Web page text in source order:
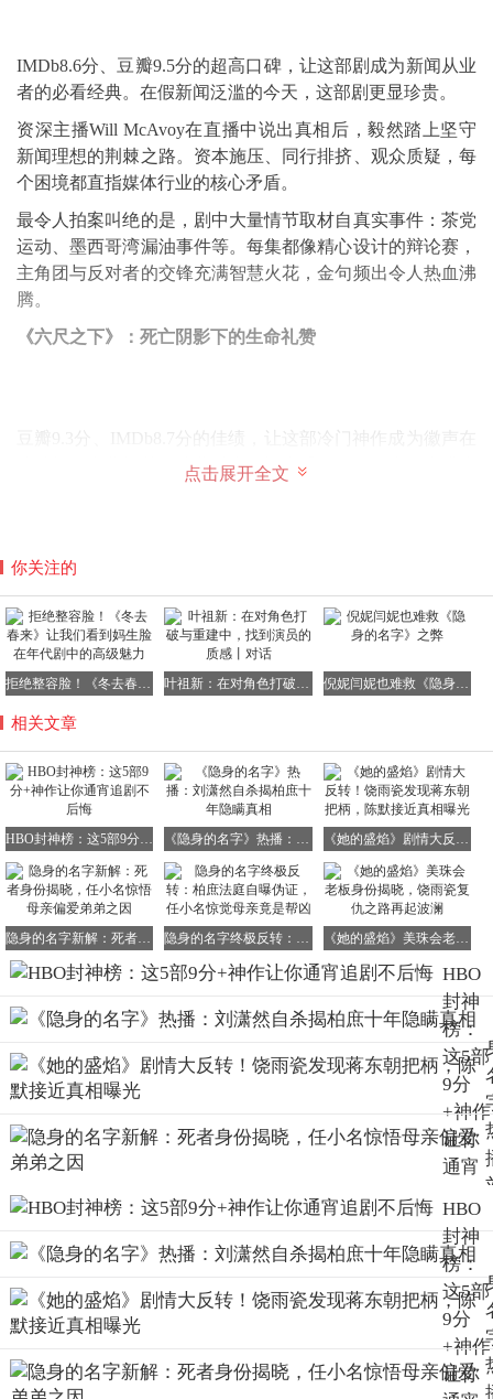
IMDb8.6分、豆瓣9.5分的超高口碑，让这部剧成为新闻从业
者的必看经典。在假新闻泛滥的今天，这部剧更显珍贵。
资深主播Will McAvoy在直播中说出真相后，毅然踏上坚守
新闻理想的荆棘之路。资本施压、同行排挤、观众质疑，每
个困境都直指媒体行业的核心矛盾。
最令人拍案叫绝的是，剧中大量情节取材自真实事件：茶党
运动、墨西哥湾漏油事件等。每集都像精心设计的辩论赛，
主角团与反对者的交锋充满智慧火花，金句频出令人热血沸
腾。
《六尺之下》：死亡阴影下的生命礼赞
线编辑的私藏推荐。殡葬世家的设定看似阴郁，实则充满生
意外事故、自然死亡、荒诞离世...但剧集真正聚焦的，是生
者如何与逝者和解。
每集开场的死亡案例都暗藏玄机，随着剧情推进，你会发现
每个逝者都像一面镜子，映照出生者逃避的真相。黑色幽默
与温情治愈的完美融合，让观众在笑泪交织中获得救赎。
《大西洋帝国》：禁酒令时代的黑金传奇
这部被严重低估的黑帮神作，堪称HBO史上最奢华的视觉
盛宴。豆瓣9.4分、IMDb8.6分的成绩远未体现其真实价值。
由《黑道家族》金牌制作人打造，讲述1920年代禁酒令时
期，大西洋城各方势力争夺私酒市场的血腥斗争。真实历史
事件与虚构剧情的巧妙交织，构建出令人窒息的权力迷宫。
从复古华丽的服装设计到精心还原的时代场景，从张力十足
的镜头语言到恰到好处的爵士配乐，每个细节都在诉说着那
个时代的疯狂与堕落。Steve Buscemi饰演的Nucky
Thompson，更是将政客与黑帮的双重身份演绎得淋漓尽
致。
这部史诗巨制完全不输《斯巴达克斯》，甚至在历史厚重感
上更胜一筹。国内外影评人一致盛赞的口碑，印证了其非凡
品质。
虽然加入了虚构角色，但对古罗马社会风貌的还原堪称教科
书级别：从元老院的辩论到角斗士的训练，从贵族的奢靡到
权力与欲望的永恒主题，在剧中通过多个维度展开：屋大维
点击展开全文
你关注的
拒绝整容脸！《冬去春来》让我们看到妈生脸在年代剧中的高级魅力 叶祖新：在对角色打破与重建中，找到演员的质感丨对话 倪妮闫妮也难救《隐身的名字》之弊
相关文章
HBO封神榜：这5部9分+神作让你通宵追剧不后悔 《隐身的名字》热播：刘潇然自杀揭柏庶十年隐瞒真相 《她的盛焰》剧情大反转！饶雨瓷发现蒋东朝把柄，陈默接近真相曝光
隐身的名字新解：死者身份揭晓，任小名惊悟母亲偏爱弟弟之因 隐身的名字终极反转：柏庶法庭自曝伪证，任小名惊觉母亲竟是帮凶 《她的盛焰》美珠会老板身份揭晓，饶雨瓷复仇之路再起波澜
HBO
封神
榜：
这5部
9分
+神作
让你
通宵
不后
悔
HBO
封神
榜：
这5部
9分
+神作
让你